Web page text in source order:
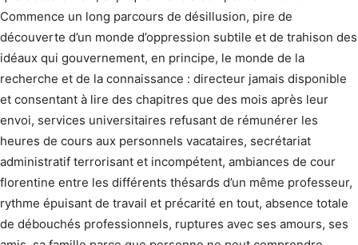
Commence un long parcours de désillusion, pire de
découverte d’un monde d’oppression subtile et de trahison des
idéaux qui gouvernement, en principe, le monde de la
recherche et de la connaissance : directeur jamais disponible
et consentant à lire des chapitres que des mois après leur
envoi, services universitaires refusant de rémunérer les
heures de cours aux personnels vacataires, secrétariat
administratif terrorisant et incompétent, ambiances de cour
florentine entre les différents thésards d’un même professeur,
rythme épuisant de travail et précarité en tout, absence totale
de débouchés professionnels, ruptures avec ses amours, ses